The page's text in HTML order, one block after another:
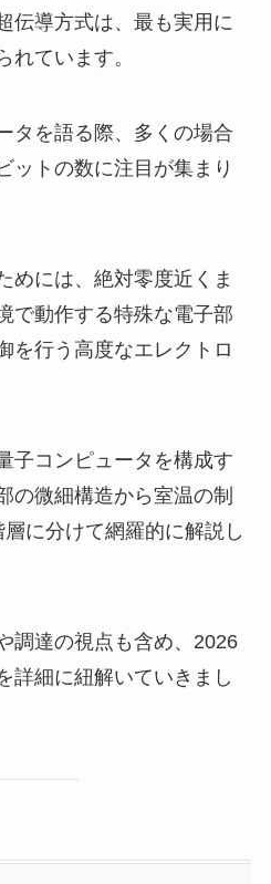
伝導方式は、最も実用に
れています。
タを語る際、多くの場合
ットの数に注目が集まり
めには、絶対零度近くま
で動作する特殊な電子部
を行う高度なエレクトロ
子コンピュータを構成す
の微細構造から室温の制
に分けて網羅的に解説し
調達の視点も含め、2026
詳細に紐解いていきまし